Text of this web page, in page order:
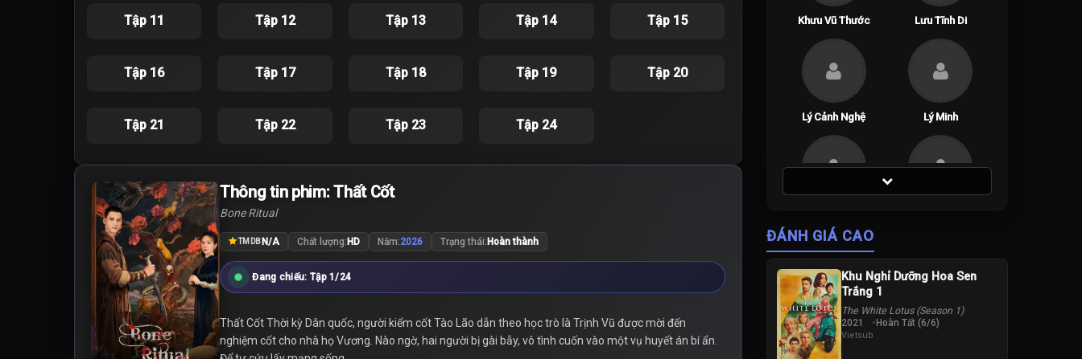
Tập 11 Tập 12 Tập 13 Tập 14 Tập 15
Tập 16 Tập 17 Tập 18 Tập 19 Tập 20
Tập 21 Tập 22 Tập 23 Tập 24
Thông tin phim: Thất Cốt
Bone Ritual
TMDBN/A Chất lượng:HD Năm:2026 Trạng thái:Hoàn thành
Đang chiếu: Tập 1/24
Thất Cốt Thời kỳ Dân quốc, người kiểm cốt Tào Lão dẫn theo học trò là Trịnh Vũ được mời đến
nghiệm cốt cho nhà họ Vương. Nào ngờ, hai người bị gài bẫy, vô tình cuốn vào một vụ huyết án bí ẩn.
Khưu Vũ Thước Lưu Tĩnh Di
Lý Cảnh Nghệ Lý Minh
ĐÁNH GIÁ CAO
Khu Nghỉ Dưỡng Hoa Sen
Trắng 1
The White Lotus (Season 1)
2021 Hoàn Tất (6/6)
Vietsub